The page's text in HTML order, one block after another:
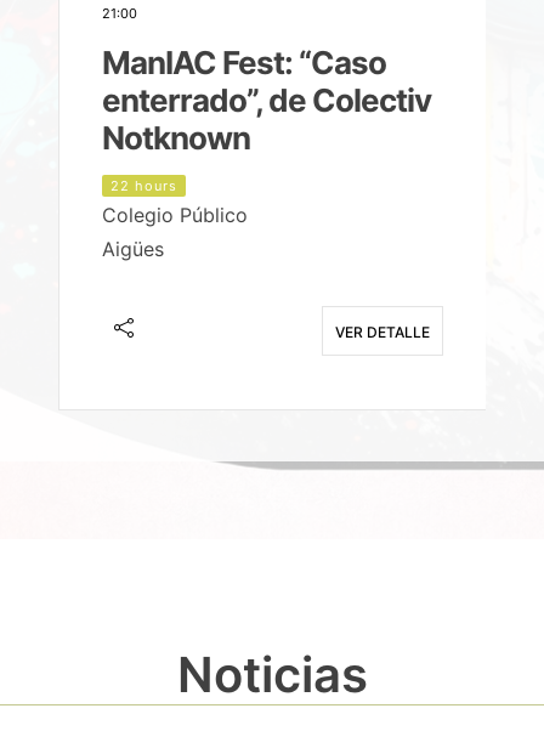
21:00
ManIAC Fest: “Caso
enterrado”, de Colectiv
Notknown
22 hours
Colegio Público
Aigües
VER DETALLE
Noticias